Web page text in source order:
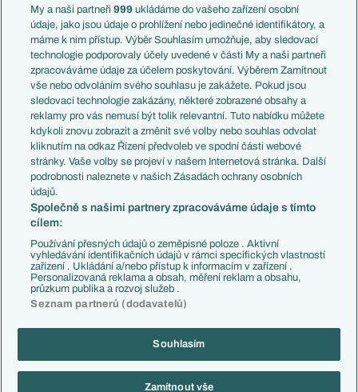
Témata
Představení týmů MS
EuroSkauting
PL v kostce
Evropské koeficienty
Přestupy
Přestupové spekulace
Zranění
Kluby
Arsenal FC
Chelsea FC
Manchester United
AC Milán
Juventus FC
Bayern Mnichov
FC Barcelona
Real Madrid
Francie
Itálie
Německo
Španělsko
Argentina
Brazílie
Přestupy
Zápasy
Livescore
Tipovací soutěž
Copyright © 2001-2026 EuroFotbal.cz. Využíváme zpravodajství ČTK.
Informace o zpracování osobních údajů
My a naši partneři999 ukládáme do vašeho zařízení osobní
údaje, jako jsou údaje o prohlížení nebo jedinečné identifikátory, a
máme k nim přístup. Výběr Souhlasím umožňuje, aby sledovací
technologie podporovaly účely uvedené v části My a naši partneři
zpracováváme údaje za účelem poskytování. Výběrem Zamítnout
vše nebo odvoláním svého souhlasu je zakážete. Pokud jsou
sledovací technologie zakázány, některé zobrazené obsahy a
reklamy pro vás nemusí být tolik relevantní. Tuto nabídku můžete
kdykoli znovu zobrazit a změnit své volby nebo souhlas odvolat
kliknutím na odkaz Řízení předvoleb ve spodní části webové
stránky. Vaše volby se projeví v našem Internetová stránka. Další
podrobnosti naleznete v našich Zásadách ochrany osobních
údajů.
Společně s našimi partnery zpracováváme údaje s tímto
cílem:
Používání přesných údajů o zeměpisné poloze . Aktivní
vyhledávání identifikačních údajů v rámci specifických vlastností
zařízení . Ukládání a/nebo přístup k informacím v zařízení .
Personalizovaná reklama a obsah, měření reklam a obsahu,
průzkum publika a rozvoj služeb .
Seznam partnerů (dodavatelů)
Souhlasím
Zamítnout vše